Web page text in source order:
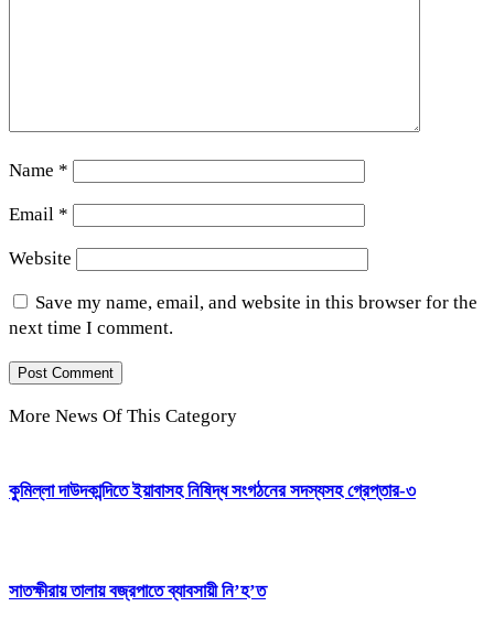
Name *
Email *
Website
Save my name, email, and website in this browser for the
next time I comment.
More News Of This Category
কুমিল্লা দাউদকান্দিতে ইয়াবাসহ নিষিদ্ধ সংগঠনের সদস্যসহ গ্রেপ্তার-৩
সাতক্ষীরায় তালায় বজ্রপাতে ব্যাবসায়ী নি’হ’ত